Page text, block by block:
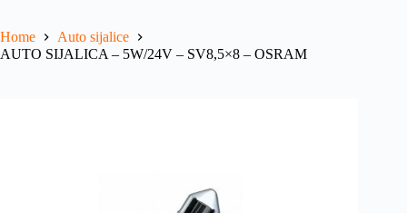
Home
Auto sijalice
AUTO SIJALICA – 5W/24V – SV8,5×8 – OSRAM